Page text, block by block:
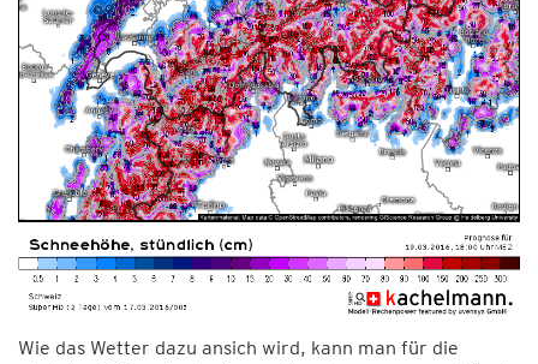
Wie das Wetter dazu ansich wird, kann man für die